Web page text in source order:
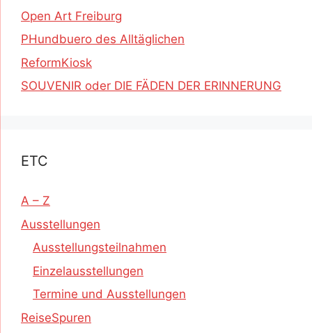
Open Art Freiburg
PHundbuero des Alltäglichen
ReformKiosk
SOUVENIR oder DIE FÄDEN DER ERINNERUNG
ETC
A – Z
Ausstellungen
Ausstellungsteilnahmen
Einzelausstellungen
Termine und Ausstellungen
ReiseSpuren